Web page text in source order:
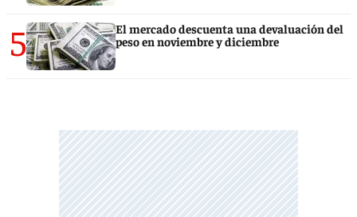
5
El mercado descuenta una devaluación del
peso en noviembre y diciembre